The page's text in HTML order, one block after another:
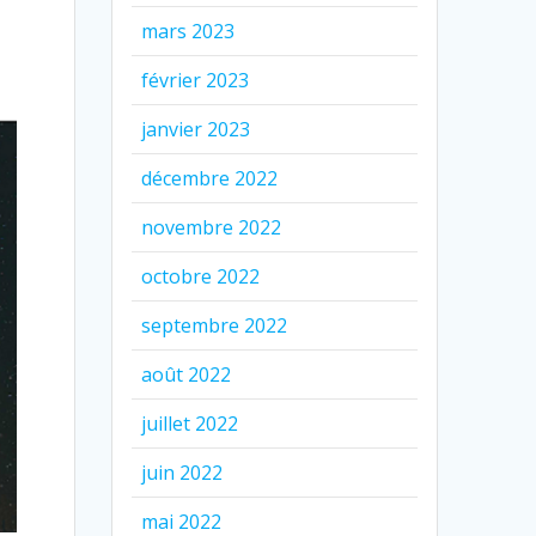
mars 2023
février 2023
janvier 2023
décembre 2022
novembre 2022
octobre 2022
septembre 2022
août 2022
juillet 2022
juin 2022
mai 2022